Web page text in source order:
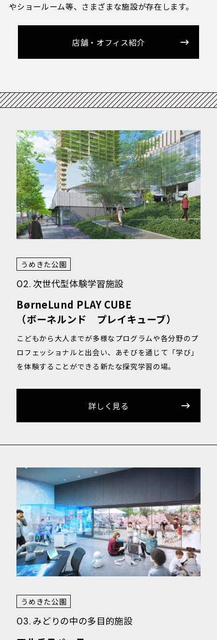
やショールーム等、 さまざまな施設が存在します。
店舗・オフィス紹介
うめきた公園
02. 次世代型体験学習施設
BørneLund PLAY CUBE
（ボーネルンド プレイキューブ）
こどもから大人までが多様なプログラムや各分野のプ
ロフェッショナルと出会い、あそびを通じて「学び」
を体験することができる新たな探究学習の場。
詳しく見る
うめきた公園
03. みどりの中の多目的施設